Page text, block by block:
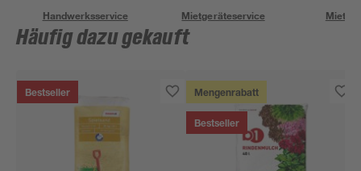
Handwerksservice Mietgeräteservice
Häufig dazu gekauft
Bestseller Mengenrabatt
Bestseller